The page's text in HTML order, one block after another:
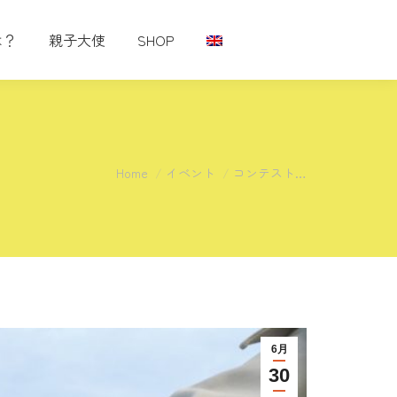
親子大使 SHOP
You are here:
Home イベント コンテスト…
6月
30